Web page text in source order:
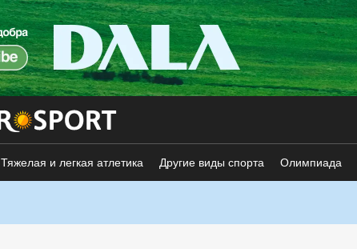
Тяжелая и легкая атлетика Другие виды спорта Олимпиада